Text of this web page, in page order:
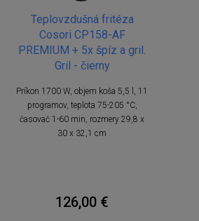
Teplovzdušná fritéza
Cosori CP158-AF
PREMIUM + 5x špíz a gril.
Gril - čierny
Príkon 1700 W, objem koša 5,5 l, 11
programov, teplota 75-205 °C,
časovač 1-60 min, rozmery 29,8 x
30 x 32,1 cm
126,00 €